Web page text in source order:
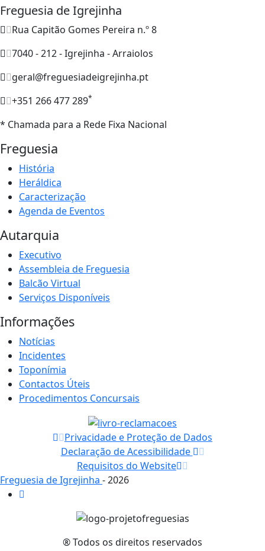
Freguesia de Igrejinha
Rua Capitão Gomes Pereira n.º 8
7040 - 212 - Igrejinha - Arraiolos
geral@freguesiadeigrejinha.pt
+351 266 477 289*
* Chamada para a Rede Fixa Nacional
Freguesia
História
Heráldica
Caracterização
Agenda de Eventos
Autarquia
Executivo
Assembleia de Freguesia
Balcão Virtual
Serviços Disponíveis
Informações
Notícias
Incidentes
Toponímia
Contactos Úteis
Procedimentos Concursais
Privacidade e Proteção de Dados
Declaração de Acessibilidade
Requisitos do Website
Freguesia de Igrejinha - 2026
® Todos os direitos reservados